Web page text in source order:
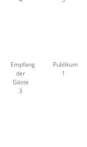
Empfang
der
Gäste
3
Publikum
1